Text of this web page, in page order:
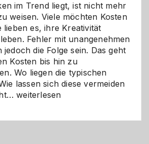
im Trend liegt, ist nicht mehr
weisen. Viele möchten Kosten
lieben es, ihre Kreativität
Fehler mit unangenehmen
jedoch die Folge sein. Das geht
Kosten bis hin zu
Wo liegen die typischen
lassen sich diese vermeiden
Selber
weiterlesen